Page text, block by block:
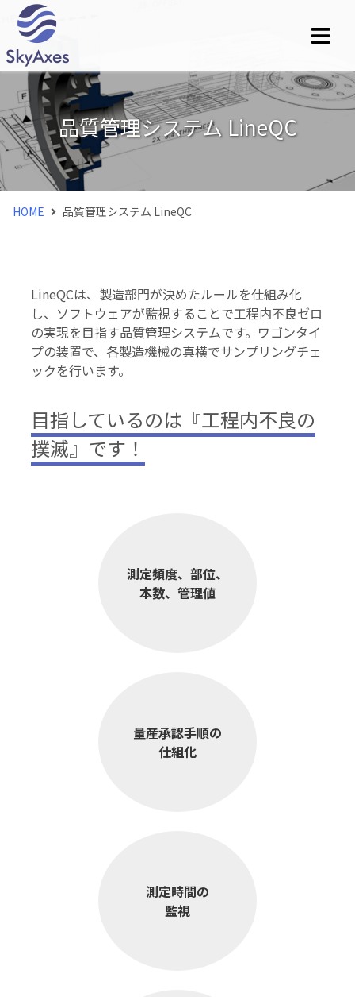
品質管理システム LineQC
HOME 品質管理システム LineQC
LineQCは、製造部門が決めたルールを仕組み化
し、ソフトウェアが監視することで工程内不良ゼロ
の実現を目指す品質管理システムです。ワゴンタイ
プの装置で、各製造機械の真横でサンプリングチェ
ックを行います。
目指しているのは『工程内不良の
撲滅』です！
測定頻度、部位、
本数、管理値
量産承認手順の
仕組化
測定時間の
監視